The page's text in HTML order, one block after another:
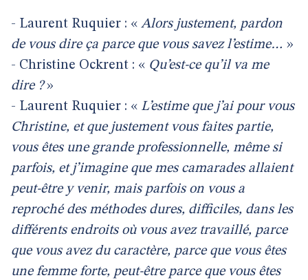
- Laurent Ruquier : « Alors justement, pardon
de vous dire ça parce que vous savez l’estime… »
- Christine Ockrent : « Qu’est-ce qu’il va me
dire ?»
- Laurent Ruquier : « L’estime que j’ai pour vous
Christine, et que justement vous faites partie,
vous êtes une grande professionnelle, même si
parfois, et j’imagine que mes camarades allaient
peut-être y venir, mais parfois on vous a
reproché des méthodes dures, difficiles, dans les
différents endroits où vous avez travaillé, parce
que vous avez du caractère, parce que vous êtes
une femme forte, peut-être parce que vous êtes